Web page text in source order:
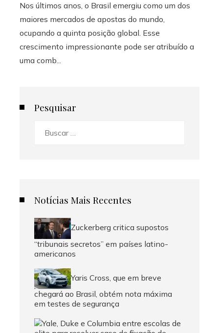
Nos últimos anos, o Brasil emergiu como um dos
maiores mercados de apostas do mundo,
ocupando a quinta posição global. Esse
crescimento impressionante pode ser atribuído a
uma comb...
Pesquisar
Notícias Mais Recentes
Zuckerberg critica supostos
“tribunais secretos” em países latino-
americanos
Yaris Cross, que em breve
chegará ao Brasil, obtém nota máxima
em testes de segurança